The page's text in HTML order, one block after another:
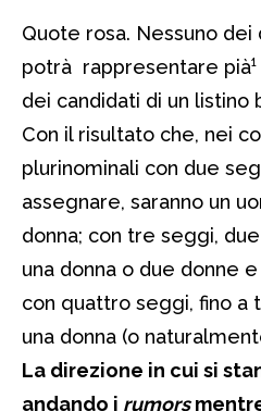
Quote rosa. Nessuno dei
potrà rappresentare pià¹
dei candidati di un listino
Con il risultato che, nei
plurinominali con due
assegnare, saranno un
donna; con tre seggi,
una donna o due donne
con quattro seggi, fino a
una donna (o
La direzione in cui si
andando i rumors